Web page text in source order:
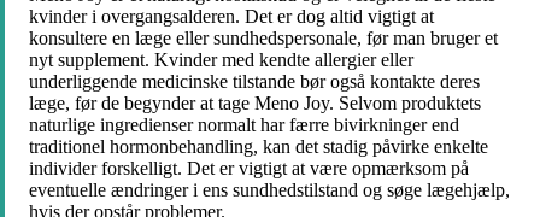
kvinder i overgangsalderen. Det er dog altid vigtigt at
konsultere en læge eller sundhedspersonale, før man bruger et
nyt supplement. Kvinder med kendte allergier eller
underliggende medicinske tilstande bør også kontakte deres
læge, før de begynder at tage Meno Joy. Selvom produktets
naturlige ingredienser normalt har færre bivirkninger end
traditionel hormonbehandling, kan det stadig påvirke enkelte
individer forskelligt. Det er vigtigt at være opmærksom på
eventuelle ændringer i ens sundhedstilstand og søge lægehjælp,
hvis der opstår problemer.